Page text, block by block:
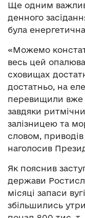
Ще одним
денного
була
«Можемо
весь цей
сховищах
достатньо, на
перевищили вже
завдяки
залізницею та
словом,
наголосив
Як пояснив
держави
місяці запаси
збільшились